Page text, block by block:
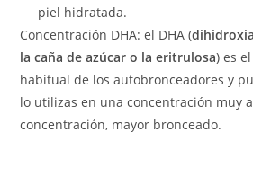
piel hidratada.
Concentración DHA: el DHA (
la caña de azúcar o la eritrulosa) es
habitual de los autobronceadores y
lo utilizas en una concentración muy
concentración, mayor bronceado.